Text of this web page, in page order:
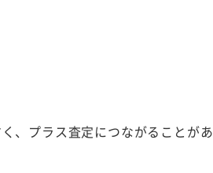
、プラス査定につながることがあ